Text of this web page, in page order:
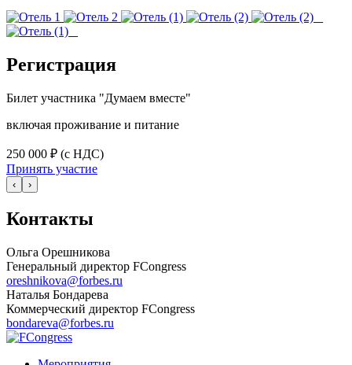
Регистрация
Билет участника "Думаем вместе"
включая проживание и питание
250 000 ₽ (с НДС)
Принять участие
‹ ›
Контакты
Ольга Орешникова
Генеральный директор FCongress
oreshnikova@forbes.ru
Наталья Бондарева
Коммерческий директор FCongress
bondareva@forbes.ru